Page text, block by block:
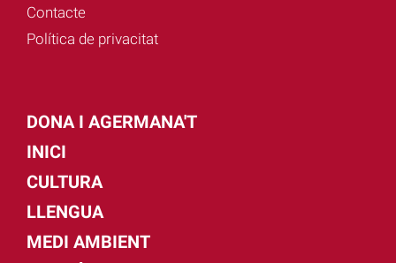
Contacte
Política de privacitat
DONA I AGERMANA'T
INICI
CULTURA
LLENGUA
MEDI AMBIENT